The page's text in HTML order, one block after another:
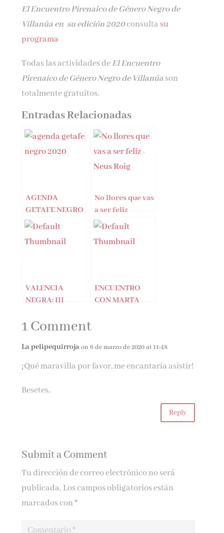
El Encuentro Pirenaico de Género Negro de
Villanúa en su edición 2020consultasu
programa
Todas las actividades deEl Encuentro
Pirenaico de Género Negro de Villanúason
totalmente gratuitos.
Entradas Relacionadas
AGENDA
GETAFE NEGRO
2020
No llores que vas
a ser feliz
finalista del
Walsh a la mejor
VALENCIA
NEGRA: III
GÉNERO NEGRO
ENCUENTRO
CON MARTA
1 Comment
La pelipequirrojaon 6 de marzo de 2020 at 11:48
¡Qué maravilla por favor, me encantaría asistir!
Besetes.
Reply
Submit a Comment
Tu dirección de correo electrónico no será
publicada. Los campos obligatorios están
marcados con*